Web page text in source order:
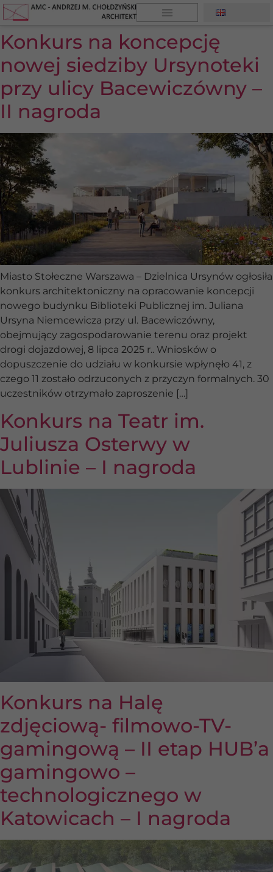
Konkurs na koncepcję
nowej siedziby Ursynoteki
przy ulicy Bacewiczówny –
II nagroda
Miasto Stołeczne Warszawa – Dzielnica Ursynów ogłosiła
konkurs architektoniczny na opracowanie koncepcji
nowego budynku Biblioteki Publicznej im. Juliana
Ursyna Niemcewicza przy ul. Bacewiczówny,
obejmujący zagospodarowanie terenu oraz projekt
drogi dojazdowej, 8 lipca 2025 r.. Wniosków o
dopuszczenie do udziału w konkursie wpłynęło 41, z
czego 11 zostało odrzuconych z przyczyn formalnych. 30
uczestników otrzymało zaproszenie […]
Konkurs na Teatr im.
Juliusza Osterwy w
Lublinie – I nagroda
Konkurs na Halę
zdjęciową- filmowo-TV-
gamingową – II etap HUB’a
gamingowo –
technologicznego w
Katowicach – I nagroda